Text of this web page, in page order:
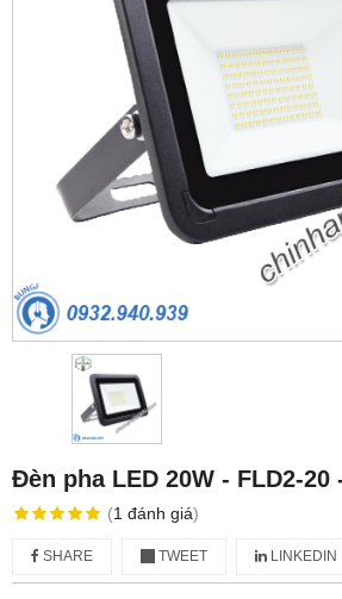
Đèn pha LED 20W - FLD2-20
(1 đánh giá)
SHARE TWEET LINKEDIN